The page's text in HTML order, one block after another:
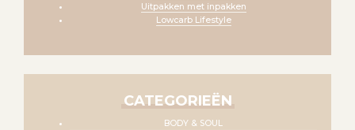
Uitpakken met inpakken
Lowcarb Lifestyle
CATEGORIEËN
BODY & SOUL